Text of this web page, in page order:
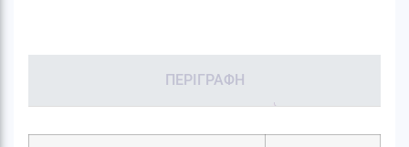
ΠΕΡΙΓΡΑΦΉ